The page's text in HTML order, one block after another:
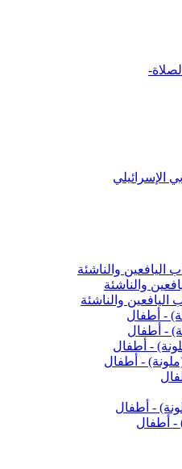
الإسرائيلي
اليافعين والناشئة
والناشئة
اليافعين والناشئة
- أطفال
- أطفال
- أطفال
- أطفال
- أطفال
- أطفال